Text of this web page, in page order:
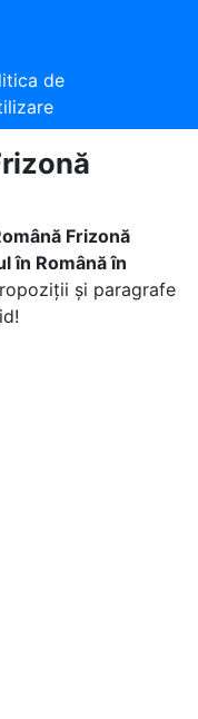
de
Frizonă
în Română în
și paragrafe